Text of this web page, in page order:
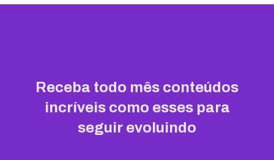
Receba todo mês conteúdos
incríveis como esses para
seguir evoluindo